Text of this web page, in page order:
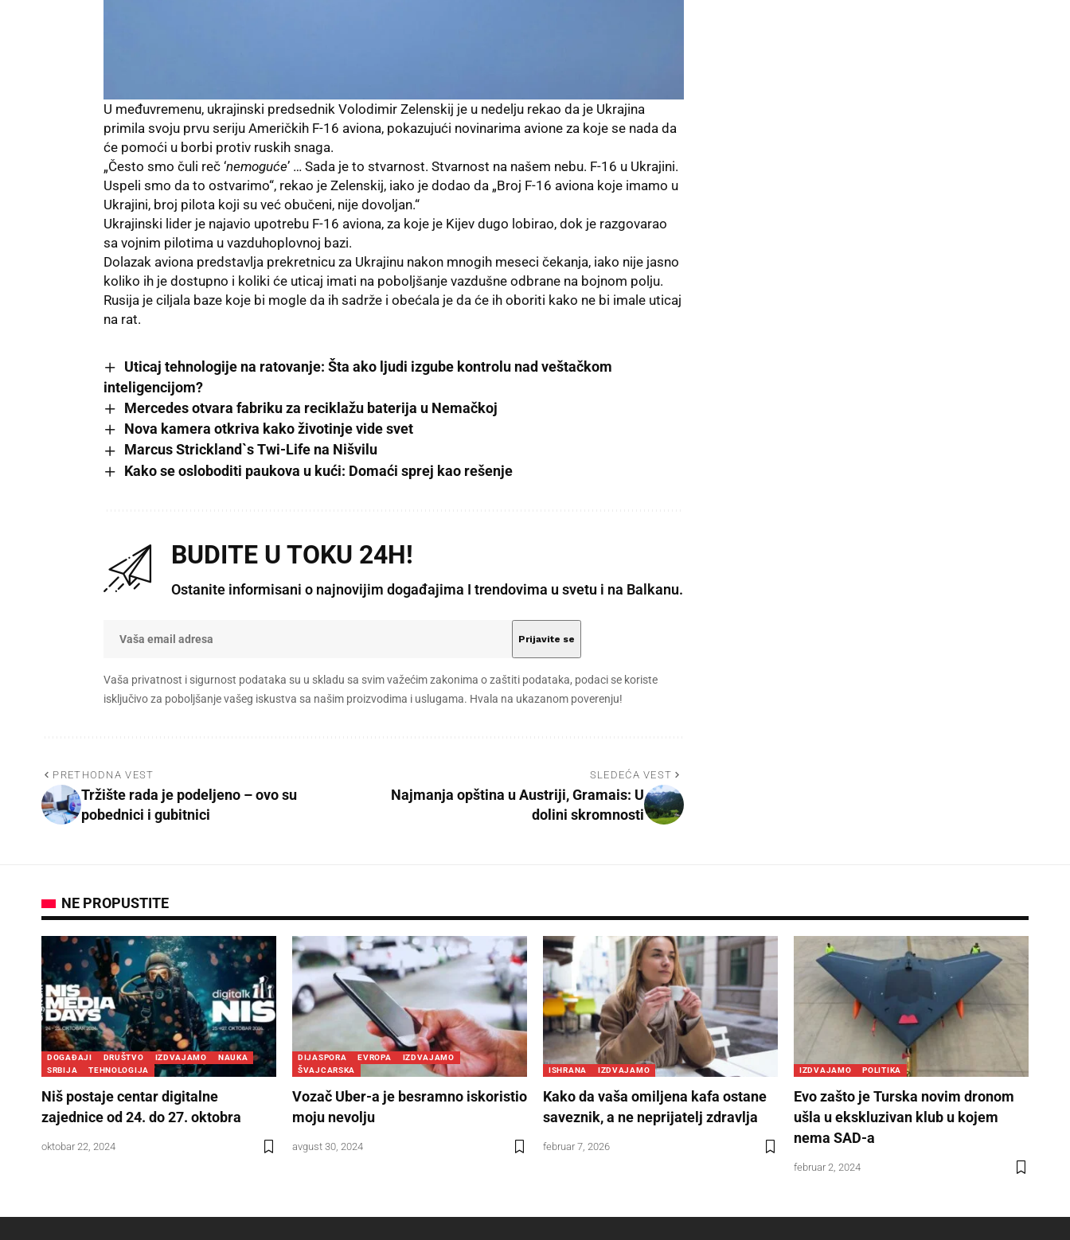
U međuvremenu, ukrajinski predsednik Volodimir Zelenskij je u nedelju rekao da je Ukrajina
primila svoju prvu seriju Američkih F-16 aviona, pokazujući novinarima avione za koje se nada da
će pomoći u borbi protiv ruskih snaga.
„Često smo čuli reč ‘nemoguće’ … Sada je to stvarnost. Stvarnost na našem nebu. F-16 u Ukrajini.
Uspeli smo da to ostvarimo“, rekao je Zelenskij, iako je dodao da „Broj F-16 aviona koje imamo u
Ukrajini, broj pilota koji su već obučeni, nije dovoljan.“
Ukrajinski lider je najavio upotrebu F-16 aviona, za koje je Kijev dugo lobirao, dok je razgovarao
sa vojnim pilotima u vazduhoplovnoj bazi.
Dolazak aviona predstavlja prekretnicu za Ukrajinu nakon mnogih meseci čekanja, iako nije jasno
koliko ih je dostupno i koliki će uticaj imati na poboljšanje vazdušne odbrane na bojnom polju.
Rusija je ciljala baze koje bi mogle da ih sadrže i obećala je da će ih oboriti kako ne bi imale uticaj
na rat.
Uticaj tehnologije na ratovanje: Šta ako ljudi izgube kontrolu nad veštačkom
inteligencijom?
Mercedes otvara fabriku za reciklažu baterija u Nemačkoj
Nova kamera otkriva kako životinje vide svet
Marcus Strickland`s Twi-Life na Nišvilu
Kako se osloboditi paukova u kući: Domaći sprej kao rešenje
BUDITE U TOKU 24H!
Ostanite informisani o najnovijim događajima I trendovima u svetu i na Balkanu.
Vaša privatnost i sigurnost podataka su u skladu sa svim važećim zakonima o zaštiti podataka, podaci se koriste
isključivo za poboljšanje vašeg iskustva sa našim proizvodima i uslugama. Hvala na ukazanom poverenju!
PRETHODNA VEST
Tržište rada je podeljeno – ovo su
pobednici i gubitnici
SLEDEĆA VEST
Najmanja opština u Austriji, Gramais: U
dolini skromnosti
NE PROPUSTITE
DOGAĐAJI DRUŠTVO IZDVAJAMO
NAUKA
SRBIJA
TEHNOLOGIJA
Niš postaje centar digitalne
zajednice od 24. do 27. oktobra
oktobar 22, 2024
DIJASPORA EVROPA
IZDVAJAMO
ŠVAJCARSKA
Vozač Uber-a je besramno iskoristio
moju nevolju
avgust 30, 2024
ISHRANA IZDVAJAMO
Kako da vaša omiljena kafa ostane
saveznik, a ne neprijatelj zdravlja
februar 7, 2026
IZDVAJAMO POLITIKA
Evo zašto je Turska novim dronom
ušla u ekskluzivan klub u kojem
nema SAD-a
februar 2, 2024